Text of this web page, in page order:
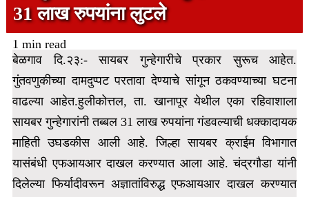
31 लाख रुपयांना लुटले
1 min read
बेळगाव दि.२३:- सायबर गुन्हेगारीचे प्रकार सुरूच आहेत.
गुंतवणुकीच्या दामदुप्पट परतावा देण्याचे सांगून ठकवण्याच्या घटना
वाढल्या आहेत.हुलीकोत्तल, ता. खानापूर येथील एका रहिवाशाला
सायबर गुन्हेगारांनी तब्बल 31 लाख रुपयांना गंडवल्याची धक्कादायक
माहिती उघडकीस आली आहे.जिल्हा सायबर क्राईम विभागात
यासंबंधी एफआयआर दाखल करण्यात आला आहे. चंद्रगौडा यांनी
दिलेल्या फिर्यादीवरून अज्ञातांविरुद्ध एफआयआर दाखल करण्यात